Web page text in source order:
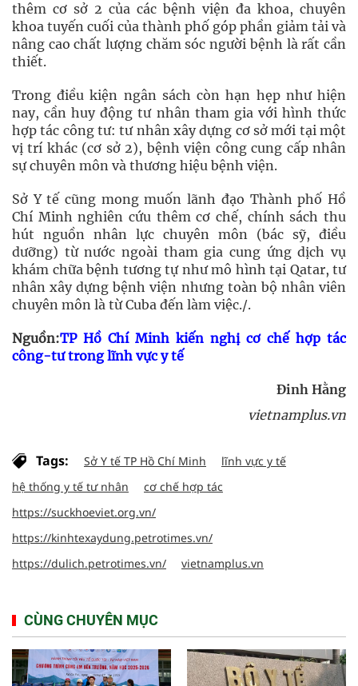
thêm cơ sở 2 của các bệnh viện đa khoa, chuyên
khoa tuyến cuối của thành phố góp phần giảm tải và
nâng cao chất lượng chăm sóc người bệnh là rất cần
thiết.
Trong điều kiện ngân sách còn hạn hẹp như hiện
nay, cần huy động tư nhân tham gia với hình thức
hợp tác công tư: tư nhân xây dựng cơ sở mới tại một
vị trí khác (cơ sở 2), bệnh viện công cung cấp nhân
sự chuyên môn và thương hiệu bệnh viện.
Sở Y tế cũng mong muốn lãnh đạo Thành phố Hồ
Chí Minh nghiên cứu thêm cơ chế, chính sách thu
hút nguồn nhân lực chuyên môn (bác sỹ, điều
dưỡng) từ nước ngoài tham gia cung ứng dịch vụ
khám chữa bệnh tương tự như mô hình tại Qatar, tư
nhân xây dựng bệnh viện nhưng toàn bộ nhân viên
chuyên môn là từ Cuba đến làm việc./.
Nguồn:​TP Hồ Chí Minh kiến nghị cơ chế hợp tác
công-tư trong lĩnh vực y tế
Đinh Hằng
vietnamplus.vn
Tags: Sở Y tế TP Hồ Chí Minh
lĩnh vực y tế
hệ thống y tế tư nhân
cơ chế hợp tác
https://suckhoeviet.org.vn/
https://kinhtexaydung.petrotimes.vn/
https://dulich.petrotimes.vn/
vietnamplus.vn
CÙNG CHUYÊN MỤC